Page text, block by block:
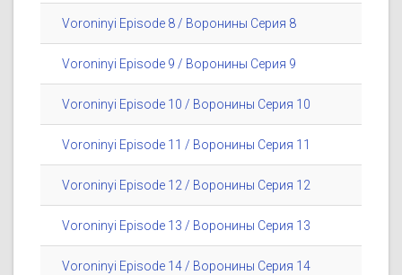
Voroninyi Episode 8 / Воронины Серия 8
Voroninyi Episode 9 / Воронины Серия 9
Voroninyi Episode 10 / Воронины Серия 10
Voroninyi Episode 11 / Воронины Серия 11
Voroninyi Episode 12 / Воронины Серия 12
Voroninyi Episode 13 / Воронины Серия 13
Voroninyi Episode 14 / Воронины Серия 14